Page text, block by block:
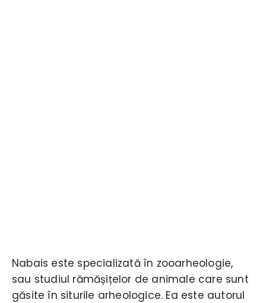
Nabais este specializată în zooarheologie,
sau studiul rămășițelor de animale care sunt
găsite în siturile arheologice. Ea este autorul